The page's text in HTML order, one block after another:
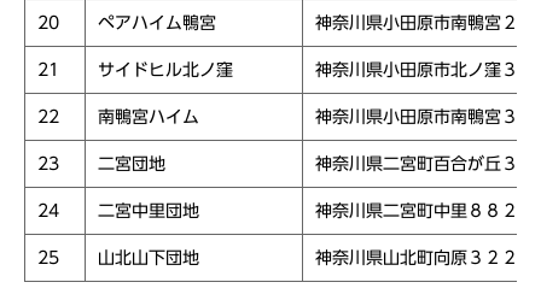
20 ペアハイム鴨宮 神奈川県小田原市南鴨宮２－
21 サイドヒル北ノ窪 神奈川県小田原市北ノ窪３４
22 南鴨宮ハイム 神奈川県小田原市南鴨宮３－
23 二宮団地 神奈川県二宮町百合が丘３－
24 二宮中里団地 神奈川県二宮町中里８８２
25 山北山下団地 神奈川県山北町向原３２２外